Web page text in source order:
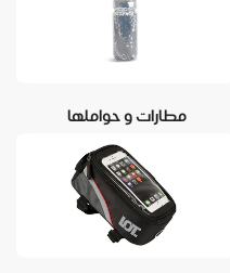
مطارات و حواملها